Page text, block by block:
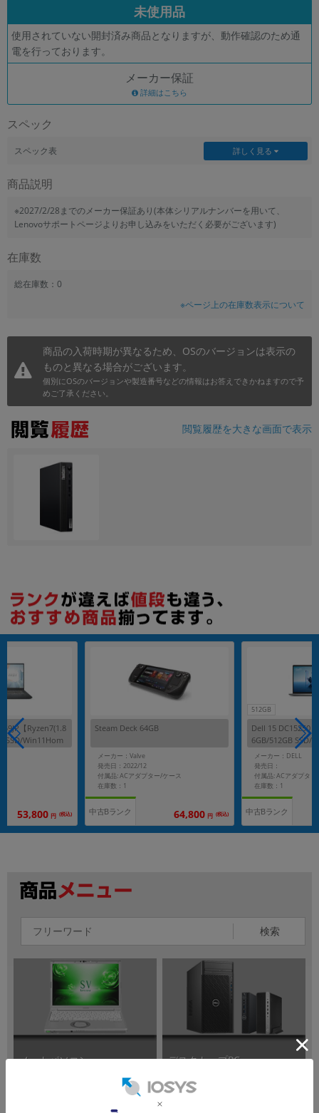
未使用品
使用されていない開封済み商品となりますが、動作確認のため通
電を行っております。
メーカー保証
詳細はこちら
スペック
スペック表 詳しく見る
商品説明
※2027/2/28までのメーカー保証あり(本体シリアルナンバーを用いて、
Lenovoサポートページよりお申し込みをいただく必要がございます)
在庫数
総在庫数：0
※ページ上の在庫数表示について
商品の入荷時期が異なるため、OSのバージョンは表示の
ものと異なる場合がございます。
個別にOSのバージョンや製造番号などの情報はお答えできかねますので予
めご了承ください。
閲覧履歴を大きな画面で表示
【Ryzen7(1.8
SSD/Win11Hom
53,800 円 (税込)
Steam Deck 64GB
メーカー：Valve
発売日：2022/12
付属品: ACアダプター/ケース
在庫数：1
中古Bランク 64,800 円 (税込)
512GB
Dell 15 DC15250
6GB/512GB SSD/
メーカー：DELL
発売日：
付属品: ACアダプタ
在庫数：1
中古Bランク
検索
ノートパソコン デスクトップPC